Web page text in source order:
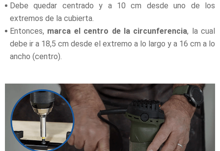
Debe quedar centrado y a 10 cm desde uno de los
extremos de la cubierta.
Entonces, marca el centro de la circunferencia, la cual
debe ir a 18,5 cm desde el extremo a lo largo y a 16 cm a lo
ancho (centro).